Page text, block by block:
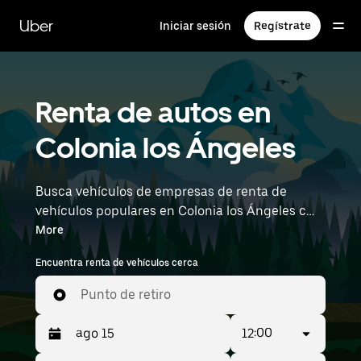
contenido
principal
Uber Iniciar sesión Regístrate
Renta de autos en
Colonia los Ángeles
Busca vehículos de empresas de renta de
vehículos populares en Colonia los Ángeles con
Uber Rent. Desde vehículos eléctricos y sedanes
hasta SUV, encontrarás vehículos aptos para
personas que viajan solas y para grupos de
hasta 7 personas. Ingresa la hora y la ubicación
(por ejemplo, Queretaro Intercontinental
Airport) para ver los autos en renta cerca de ti.
More
Encuentra renta de vehículos cerca
Punto de retiro
12:00